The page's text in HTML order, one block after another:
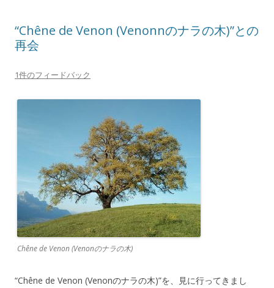
“Chêne de Venon (Venonnのナラの木)”との
再会
1件のフィードバック
Chêne de Venon (Venonのナラの木)
“Chêne de Venon (Venonのナラの木)”を、見に行ってきまし